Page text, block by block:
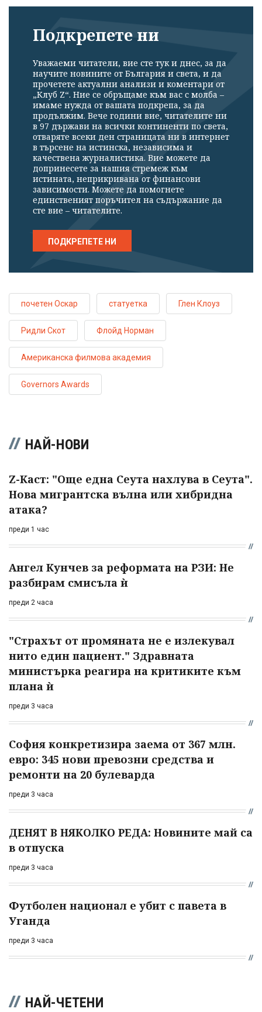
Подкрепете ни
Уважаеми читатели, вие сте тук и днес, за да
научите новините от България и света, и да
прочетете актуални анализи и коментари от
„Клуб Z“. Ние се обръщаме към вас с молба –
имаме нужда от вашата подкрепа, за да
продължим. Вече години вие, читателите ни
в 97 държави на всички континенти по света,
отваряте всеки ден страницата ни в интернет
в търсене на истинска, независима и
качествена журналистика. Вие можете да
допринесете за нашия стремеж към
истината, неприкривана от финансови
зависимости. Можете да помогнете
единственият поръчител на съдържание да
сте вие – читателите.
ПОДКРЕПЕТЕ НИ
почетен Оскар статуетка Глен Клоуз
Ридли Скот Флойд Норман
Американска филмова академия
Governors Awards
НАЙ-НОВИ
Z-Каст: "Още една Сеута нахлува в Сеута".
Нова мигрантска вълна или хибридна
атака?
преди 1 час
Ангел Кунчев за реформата на РЗИ: Не
разбирам смисъла ѝ
преди 2 часа
"Страхът от промяната не е излекувал
нито един пациент." Здравната
министърка реагира на критиките към
плана ѝ
преди 3 часа
София конкретизира заема от 367 млн.
евро: 345 нови превозни средства и
ремонти на 20 булеварда
преди 3 часа
ДЕНЯТ В НЯКОЛКО РЕДА: Новините май са
в отпуска
преди 3 часа
Футболен национал е убит с павета в
Уганда
преди 3 часа
НАЙ-ЧЕТЕНИ